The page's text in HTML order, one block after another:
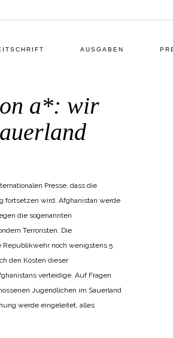
AUSGABEN
a*: wir
Presse, dass die
fortsetzen wird. Afghanistan werde
die sogenannten
Terroristen. Die
Republikwehr noch wenigstens 5
den Kosten dieser
verteidige. Auf Fragen
Jugendlichen im Sauerland
werde eingeleitet, alles